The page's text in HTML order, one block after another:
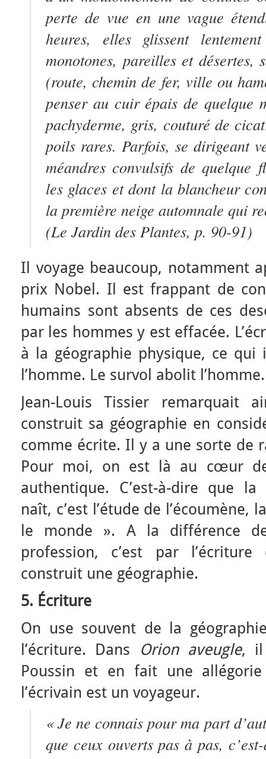
perte de vue en une vague
heures, elles glissent
monotones, pareilles et désertes,
(route, chemin de fer, ville ou
penser au cuir épais de quelque
pachyderme, gris, couturé de
poils rares. Parfois, se dirigeant
méandres convulsifs de quelque
les glaces et dont la blancheur
la première neige automnale qui
(Le Jardin des Plantes, p. 90-91)
Il voyage beaucoup, notamment
prix Nobel. Il est frappant de
humains sont absents de ces
par les hommes y est effacée.
à la géographie physique, ce qui
l’homme. Le survol abolit l’homme.
Jean-Louis Tissier remarquait
construit sa géographie en
comme écrite. Il y a une sorte de
Pour moi, on est là au cœur
authentique. C’est-à-dire que
naît, c’est l’étude de
le monde ». A la différence
profession, c’est par
construit une géographie.
5. Écriture
On use souvent de la
l’écriture. Dans
Orion aveugle, il
Poussin et en fait une
l’écrivain est un voyageur.
« Je ne connais pour ma part
que ceux ouverts pas à pas,